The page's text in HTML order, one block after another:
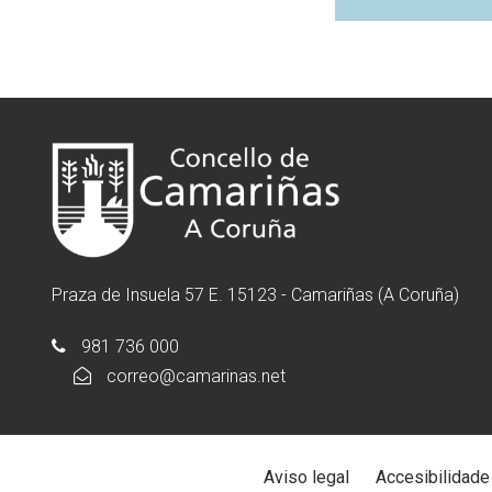
Praza de Insuela 57 E. 15123 - Camariñas (A Coruña)
981 736 000
correo@camarinas.net
Aviso legal Accesibilidade